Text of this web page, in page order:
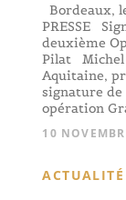
Bordeaux,
PRESSE
deuxième
Pilat Michel
Aquitaine,
signature
opération
10